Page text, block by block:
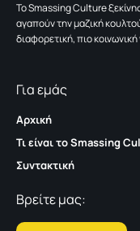
To Smassing Culture
αγαπούν την μαζική
διαφορετική, πιο κοινωνική
Για εμάς
Αρχική
Τι είναι το Smassing
Συντακτική
Βρείτε μας: